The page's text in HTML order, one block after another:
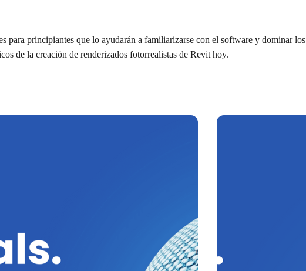
para principiantes que lo ayudarán a familiarizarse con el software y dominar los
de la creación de renderizados fotorrealistas de Revit hoy.